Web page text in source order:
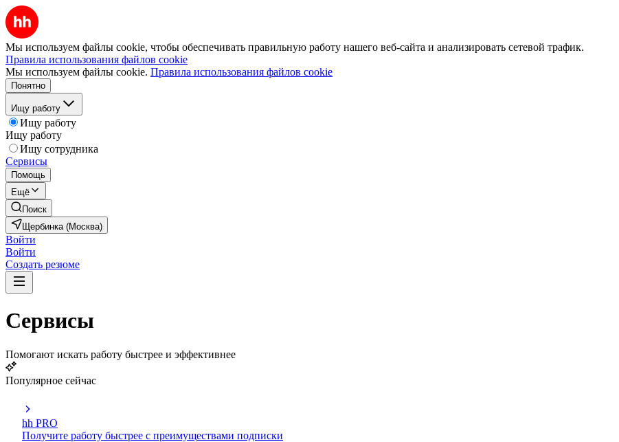
Мы используем файлы cookie, чтобы обеспечивать правильную работу нашего веб-сайта и анализировать сетевой трафик.
Правила использования файлов cookie
Мы используем файлы cookie. Правила использования файлов cookie
Понятно
Ищу работу
Ищу работу
Ищу работу
Ищу сотрудника
Сервисы
Помощь
Ещё
Поиск
Щербинка (Москва)
Войти
Войти
Создать резюме
Сервисы
Помогают искать работу быстрее и эффективнее
Популярное сейчас
hh PRO
Получите работу быстрее с преимуществами подписки